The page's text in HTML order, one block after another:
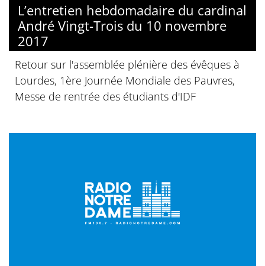
L’entretien hebdomadaire du cardinal
André Vingt-Trois du 10 novembre
2017
Retour sur l'assemblée plénière des évêques à
Lourdes, 1ère Journée Mondiale des Pauvres,
Messe de rentrée des étudiants d'IDF